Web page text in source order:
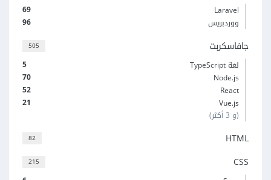
69
Laravel
96
ووردبريس
505 جافاسكربت
5
لغة TypeScript
70
Node.js
52
React
21
Vue.js
(و 3 أكثر)
82 HTML
215 CSS